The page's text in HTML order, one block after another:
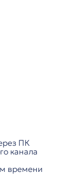
ПК
канала
времени